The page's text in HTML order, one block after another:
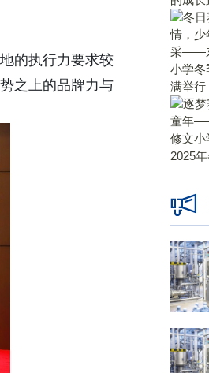
的执行力要求较
之上的品牌力与